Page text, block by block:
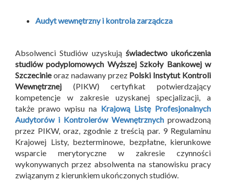
Audyt wewnętrzny i kontrola zarządcza
Absolwenci Studiów uzyskują świadectwo ukończenia
studiów podyplomowych Wyższej Szkoły Bankowej w
Szczecinieoraz nadawany przez Polski Instytut Kontroli
Wewnętrznej (PIKW) certyfikat potwierdzający
kompetencje w zakresie uzyskanej specjalizacji, a
także prawo wpisu na Krajową Listę Profesjonalnych
Audytorów i Kontrolerów Wewnętrznych prowadzoną
przez PIKW, oraz, zgodnie z treścią par. 9 Regulaminu
Krajowej Listy, bezterminowe, bezpłatne, kierunkowe
wsparcie merytoryczne w zakresie czynności
wykonywanych przez absolwenta na stanowisku pracy
związanym z kierunkiem ukończonych studiów.